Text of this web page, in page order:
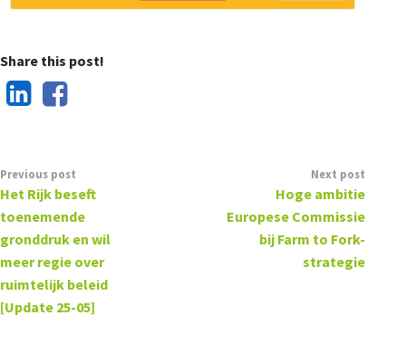
Share this post!
Previous post
Het Rijk beseft
toenemende
gronddruk en wil
meer regie over
ruimtelijk beleid
[Update 25-05]
Next post
Hoge ambitie
Europese Commissie
bij Farm to Fork-
strategie